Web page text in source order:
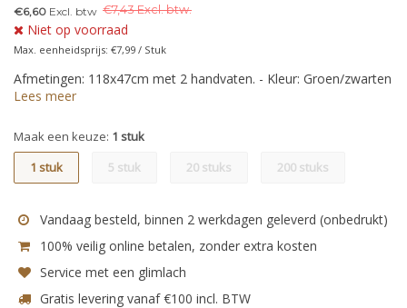
€6,60 Excl. btw €7,43 Excl. btw.
Niet op voorraad
Max. eenheidsprijs: €7,99 / Stuk
Afmetingen: 118x47cm met 2 handvaten. - Kleur: Groen/zwarten
Lees meer
Maak een keuze: 1 stuk
1 stuk
5 stuk 20 stuks 200 stuks
Vandaag besteld, binnen 2 werkdagen geleverd (onbedrukt)
100% veilig online betalen, zonder extra kosten
Service met een glimlach
Gratis levering vanaf €100 incl. BTW